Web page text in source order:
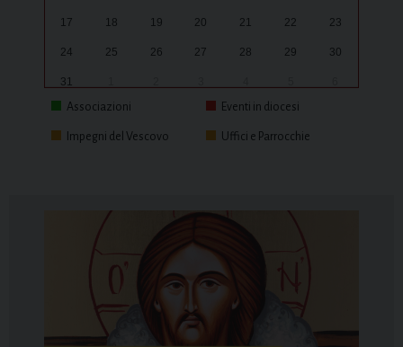
17 18 19 20 21 22 23
24 25 26 27 28 29 30
31
Associazioni
Eventi in diocesi
Impegni del Vescovo Uffici e Parrocchie